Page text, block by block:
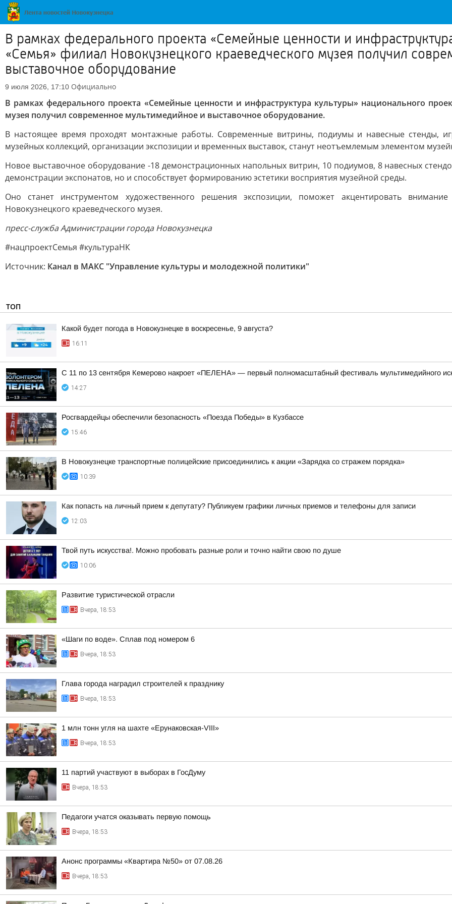
В рамках федерального проекта «Семейные ценности и
«Семья» филиал Новокузнецкого краеведческого музея получил
выставочное оборудование
9 июля 2026, 17:10 Официально
В рамках федерального проекта «Семейные ценности и инфраструктура культуры» национального
музея получил современное мультимедийное и выставочное оборудование.
В настоящее время проходят монтажные работы. Современные витрины, подиумы и навесные стенды,
музейных коллекций, организации экспозиции и временных выставок, станут неотъемлемым элементом
Новое выставочное оборудование -18 демонстрационных напольных витрин, 10 подиумов, 8 навесных
демонстрации экспонатов, но и способствует формированию эстетики восприятия музейной среды.
Оно станет инструментом художественного решения экспозиции, поможет акцентировать
Новокузнецкого краеведческого музея.
пресс-служба Администрации города Новокузнецка
#нацпроектСемья #культураНК
Источник: Канал в МАКС "Управление культуры и молодежной политики"
ТОП
Какой будет погода в Новокузнецке в воскресенье, 9 августа?
16:11
С 11 по 13 сентября Кемерово накроет «ПЕЛЕНА» — первый полномасштабный фестиваль мультимедийного
14:27
Росгвардейцы обеспечили безопасность «Поезда Победы» в Кузбассе
15:46
В Новокузнецке транспортные полицейские присоединились к акции «Зарядка со стражем порядка»
10:39
Как попасть на личный прием к депутату? Публикуем графики личных приемов и телефоны для записи
12:03
Твой путь искусства!. Можно пробовать разные роли и точно найти свою по душе
10:06
Развитие туристической отрасли
Вчера, 18:53
«Шаги по воде». Сплав под номером 6
Вчера, 18:53
Глава города наградил строителей к празднику
Вчера, 18:53
1 млн тонн угля на шахте «Ерунаковская-VIII»
Вчера, 18:53
11 партий участвуют в выборах в ГосДуму
Вчера, 18:53
Педагоги учатся оказывать первую помощь
Вчера, 18:53
Анонс программы «Квартира №50» от 07.08.26
Вчера, 18:53